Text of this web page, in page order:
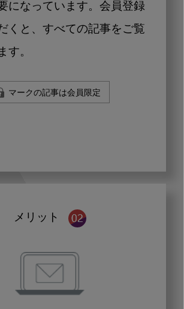
になっています。会員登録
くと、すべての記事をご覧
す。
マークの記事は会員限定
メリット